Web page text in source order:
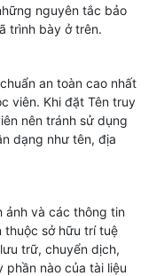
nguyên tắc bảo
trình bày ở trên.
an toàn cao nhất
viên. Khi đặt Tên truy
nên tránh sử dụng
dạng như tên, địa
ảnh và các thông tin
thuộc sở hữu trí tuệ
trữ, chuyển dịch,
nào của tài liệu